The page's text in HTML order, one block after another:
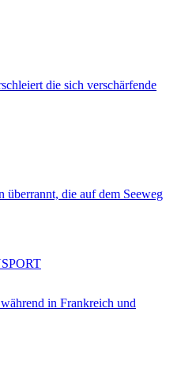
die sich verschärfende
überrannt, die auf dem Seeweg
in Frankreich und